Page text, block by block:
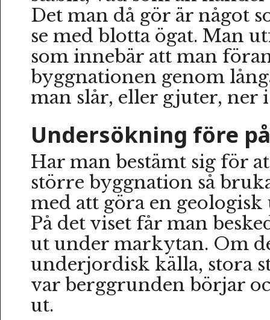
Det man då gör är något
se med blotta ögat. Man
som innebär att man
byggnationen genom
man slår, eller gjuter, ner
Undersökning före
Har man bestämt sig för
större byggnation så
med att göra en
På det viset får man
ut under markytan. Om
underjordisk källa, stora
var berggrunden börjar
ut.